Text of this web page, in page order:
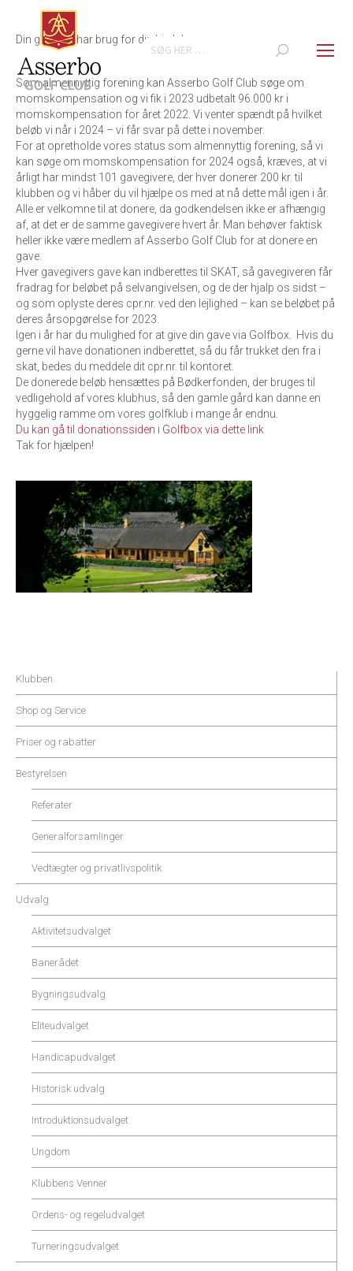
Search:
Din golfklub har brug for din hjælp!
Som almennyttig forening kan Asserbo Golf Club søge om
momskompensation og vi fik i 2023 udbetalt 96.000 kr i
momskompensation for året 2022. Vi venter spændt på hvilket
beløb vi når i 2024 – vi får svar på dette i november.
For at opretholde vores status som almennyttig forening, så vi
kan søge om momskompensation for 2024 også, kræves, at vi
årligt har mindst 101 gavegivere, der hver donerer 200 kr. til
klubben og vi håber du vil hjælpe os med at nå dette mål igen i år.
Alle er velkomne til at donere, da godkendelsen ikke er afhængig
af, at det er de samme gavegivere hvert år. Man behøver faktisk
heller ikke være medlem af Asserbo Golf Club for at donere en
gave.
Hver gavegivers gave kan indberettes til SKAT, så gavegiveren får
fradrag for beløbet på selvangivelsen, og de der hjalp os sidst –
og som oplyste deres cpr.nr. ved den lejlighed – kan se beløbet på
deres årsopgørelse for 2023.
Igen i år har du mulighed for at give din gave via Golfbox. Hvis du
gerne vil have donationen indberettet, så du får trukket den fra i
skat, bedes du meddele dit cpr.nr. til kontoret.
De donerede beløb hensættes på Bødkerfonden, der bruges til
vedligehold af vores klubhus, så den gamle gård kan danne en
hyggelig ramme om vores golfklub i mange år endnu.
Du kan gå til donationssiden i Golfbox via dette link
Tak for hjælpen!
Klubben
Shop og Service
Priser og rabatter
Bestyrelsen
Referater
Generalforsamlinger
Vedtægter og privatlivspolitik
Udvalg
Aktivitetsudvalget
Banerådet
Bygningsudvalg
Eliteudvalget
Handicapudvalget
Historisk udvalg
Introduktionsudvalget
Ungdom
Klubbens Venner
Ordens- og regeludvalget
Turneringsudvalget